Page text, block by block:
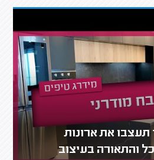
תעצבו את ארונות
והתאורה בעיצוב